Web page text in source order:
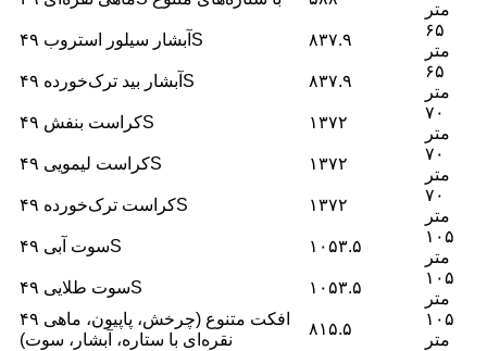
متر
آبشار سیلور استروب ۴۹S
۸۳۷.۹
۶۵
متر
آبشار بید ترک‌خورده ۴۹S
۸۳۷.۹
۶۵
متر
کراست بنفش ۴۹S
۱۳۷۲
۷۰
متر
کراست لیمویی ۴۹S
۱۳۷۲
۷۰
متر
کراست ترک‌خورده ۴۹S
۱۳۷۲
۷۰
متر
سوت آبی ۴۹S
۱۰۵۳.۵
۱۰۵
متر
سوت طلایی ۴۹S
۱۰۵۳.۵
۱۰۵
متر
۴۹ افکت متنوع (چرخش، پاپیون، ماهی
نقره‌ای با ستاره، آبشار، سوت)
۸۱۵.۵
۱۰۵
متر